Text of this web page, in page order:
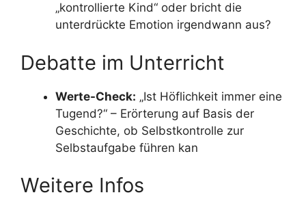
„kontrollierte Kind“ oder bricht die
unterdrückte Emotion irgendwann aus?
Debatte im Unterricht
Werte-Check: „Ist Höflichkeit immer eine
Tugend?“ – Erörterung auf Basis der
Geschichte, ob Selbstkontrolle zur
Selbstaufgabe führen kan
Weitere Infos